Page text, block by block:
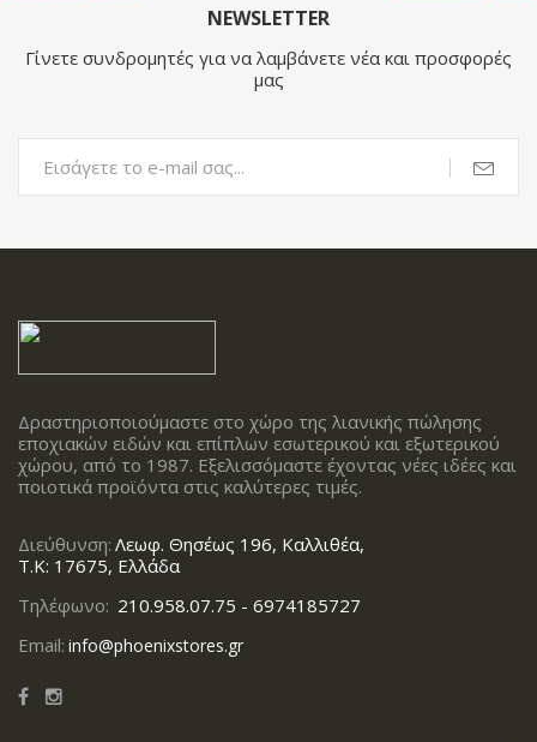
NEWSLETTER
Γίνετε συνδρομητές για να λαμβάνετε νέα και προσφορές
μας
Δραστηριοποιούμαστε στο χώρο της λιανικής πώλησης
εποχιακών ειδών και επίπλων εσωτερικού και εξωτερικού
χώρου, από το 1987. Εξελισσόμαστε έχοντας νέες ιδέες και
ποιοτικά προϊόντα στις καλύτερες τιμές.
Διεύθυνση: Λεωφ. Θησέως 196, Καλλιθέα,
Τ.Κ: 17675, Ελλάδα
Τηλέφωνο: 210.958.07.75 - 6974185727
Email: info@phoenixstores.gr